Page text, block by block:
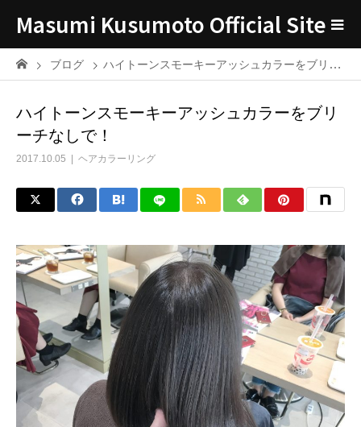
Masumi Kusumoto Official Site
ブログ ハイトーンスモーキーアッシュカラーをブリーチなしで！
ハイトーンスモーキーアッシュカラーをブリ
ーチなしで！
2017.10.05 ヘアカラーリング